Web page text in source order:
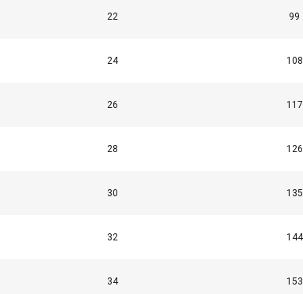
22 99
24 108
26 117
28 126
30 135
32 144
34 153